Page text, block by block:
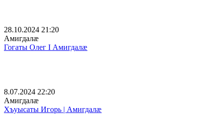
28.10.2024 21:20
Амигдалæ
Гогаты Олег I Амигдалæ
8.07.2024 22:20
Амигдалæ
Хъуысаты Игорь | Амигдалæ